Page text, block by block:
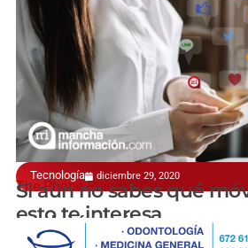
Tecnología diciembre 29, 2020
The Phone Planet
Si aún no sabes qué
esto te interesa
manchainformacion.com